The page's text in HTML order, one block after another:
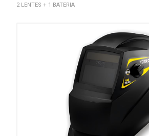
2 LENTES + 1 BATERIA